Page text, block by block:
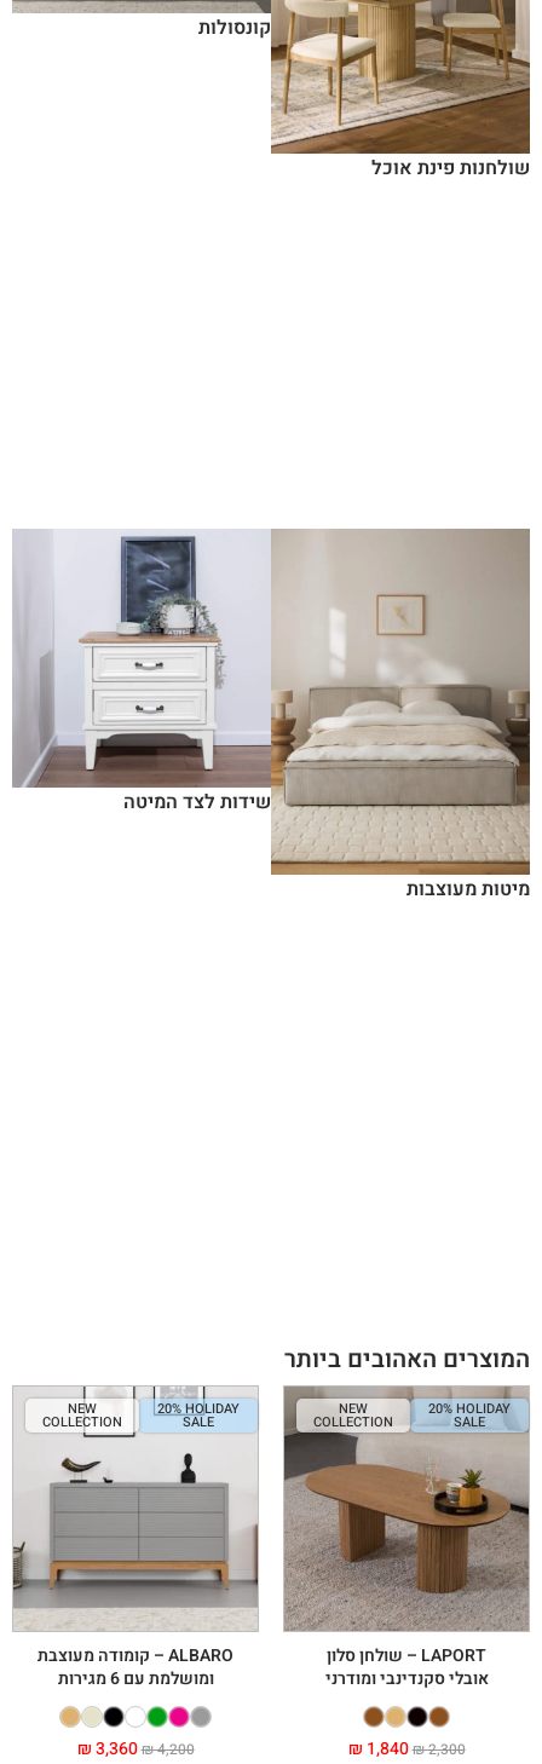
שולחנות פינת אוכל
קונסולות
מיטות מעוצבות
שידות לצד המיטה
המוצרים האהובים ביותר
20% HOLIDAY
SALE
NEW
COLLECTION
LAPORT – שולחן סלון
אובלי סקנדינבי ומודרני
₪2,300
₪ 1,840
20% HOLIDAY
SALE
NEW
COLLECTION
ALBARO – קומודה מעוצבת
ומושלמת עם 6 מגירות
₪4,200
₪3,360